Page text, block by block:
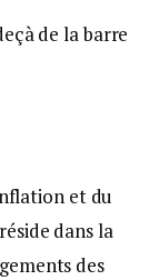
de la barre
et du
dans la
des